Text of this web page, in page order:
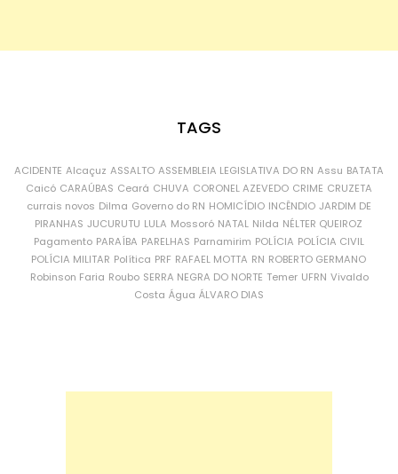
TAGS
ACIDENTE Alcaçuz ASSALTO ASSEMBLEIA LEGISLATIVA DO RN Assu BATATA
Caicó CARAÚBAS Ceará CHUVA CORONEL AZEVEDO CRIME CRUZETA
currais novos Dilma Governo do RN HOMICÍDIO INCÊNDIO JARDIM DE
PIRANHAS JUCURUTU LULA Mossoró NATAL Nilda NÉLTER QUEIROZ
Pagamento PARAÍBA PARELHAS Parnamirim POLÍCIA POLÍCIA CIVIL
POLÍCIA MILITAR Política PRF RAFAEL MOTTA RN ROBERTO GERMANO
Robinson Faria Roubo SERRA NEGRA DO NORTE Temer UFRN Vivaldo
Costa Água ÁLVARO DIAS